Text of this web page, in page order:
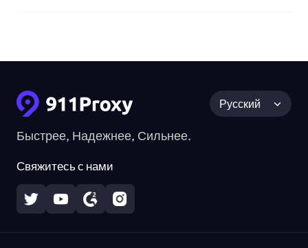
Быстрее, Надежнее, Сильнее.
Свяжитесь с нами
Русский